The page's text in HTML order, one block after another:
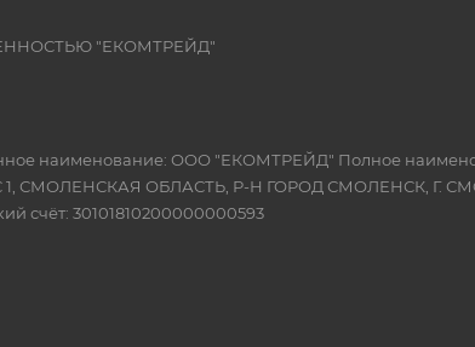
"ЕКОМТРЕЙД"
наименование: ООО "ЕКОМТРЕЙД" Полное
СМОЛЕНСКАЯ ОБЛАСТЬ, Р-Н ГОРОД СМОЛЕНСК, Г.
счёт: 30101810200000000593